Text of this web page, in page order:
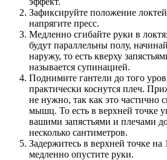
Зафиксируйте положение
напрягите пресс.
Медленно сгибайте руки в
будут параллельны полу,
наружу, то есть кверху
называется супинацией.
Поднимите гантели до того
практически коснутся плеч.
не нужно, так как это частично
мышц. То есть в верхней точке
вашими запястьями и плечами
несколько сантиметров.
Задержитесь в верхней точке
медленно опустите руки.